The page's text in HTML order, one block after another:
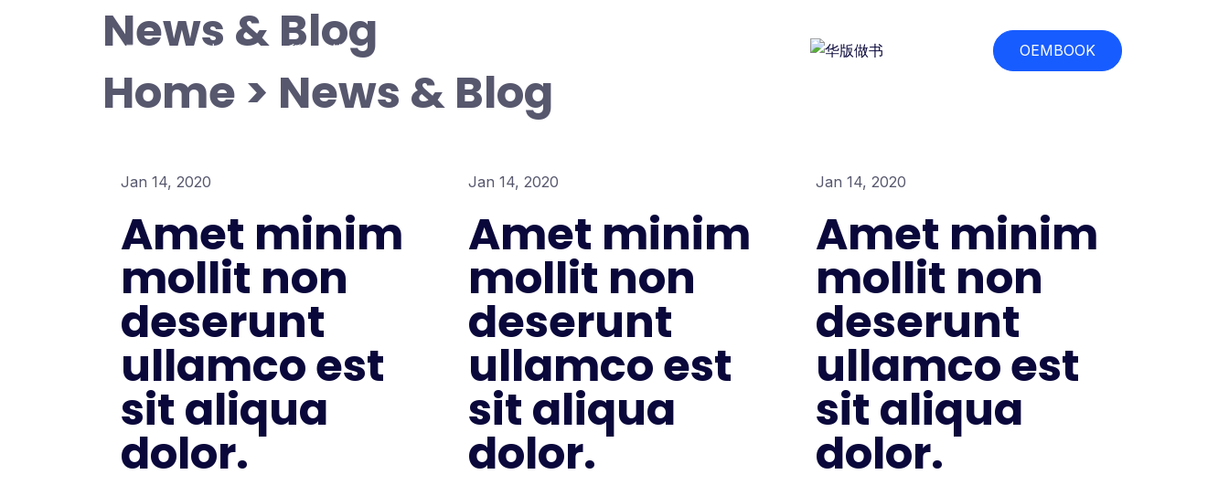
首页 众筹出版 出所有书籍 OEMBOOK
News & Blog
Home > News & Blog
Jan 14, 2020
Amet minim
mollit non
deserunt
ullamco est
sit aliqua
dolor.
Jan 14, 2020
Amet minim
mollit non
deserunt
ullamco est
sit aliqua
dolor.
Jan 14, 2020
Amet minim
mollit non
deserunt
ullamco est
sit aliqua
dolor.